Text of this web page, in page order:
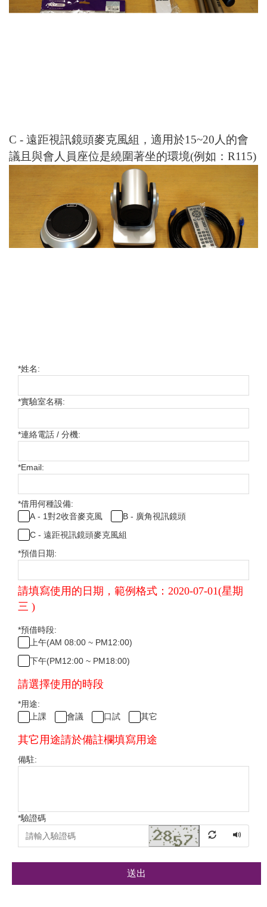
C - 遠距視訊鏡頭麥克風組，適用於15~20人的會
議且與會人員座位是繞圍著坐的環境(例如：R115)
*姓名:
*實驗室名稱:
*連絡電話 / 分機:
*Email:
*借用何種設備:
A - 1對2收音麥克風
B - 廣角視訊鏡頭
C - 遠距視訊鏡頭麥克風組
*預借日期:
請填寫使用的日期，範例格式： 2020-07-01(星期
三 )
*預借時段:
上午(AM 08:00 ~ PM12:00)
下午(PM12:00 ~ PM18:00)
請選擇使用的時段
*用途:
上課
會議 口試 其它
其它用途請於備註欄填寫用途
備駐:
*驗證碼
送出